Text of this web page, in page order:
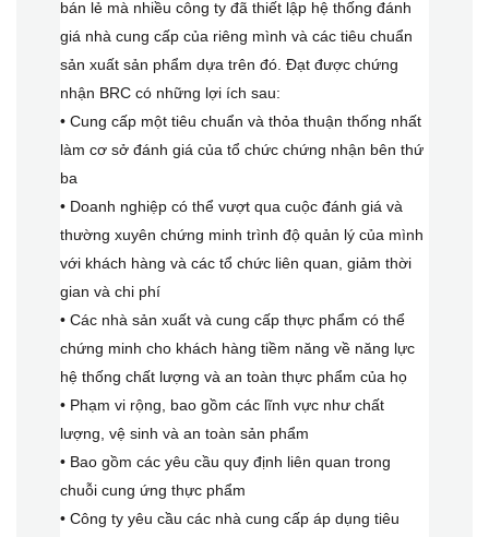
bán lẻ mà nhiều công ty đã thiết lập hệ thống đánh
giá nhà cung cấp của riêng mình và các tiêu chuẩn
sản xuất sản phẩm dựa trên đó. Đạt được chứng
nhận BRC có những lợi ích sau:
• Cung cấp một tiêu chuẩn và thỏa thuận thống nhất
làm cơ sở đánh giá của tổ chức chứng nhận bên thứ
ba
• Doanh nghiệp có thể vượt qua cuộc đánh giá và
thường xuyên chứng minh trình độ quản lý của mình
với khách hàng và các tổ chức liên quan, giảm thời
gian và chi phí
• Các nhà sản xuất và cung cấp thực phẩm có thể
chứng minh cho khách hàng tiềm năng về năng lực
hệ thống chất lượng và an toàn thực phẩm của họ
• Phạm vi rộng, bao gồm các lĩnh vực như chất
lượng, vệ sinh và an toàn sản phẩm
• Bao gồm các yêu cầu quy định liên quan trong
chuỗi cung ứng thực phẩm
• Công ty yêu cầu các nhà cung cấp áp dụng tiêu